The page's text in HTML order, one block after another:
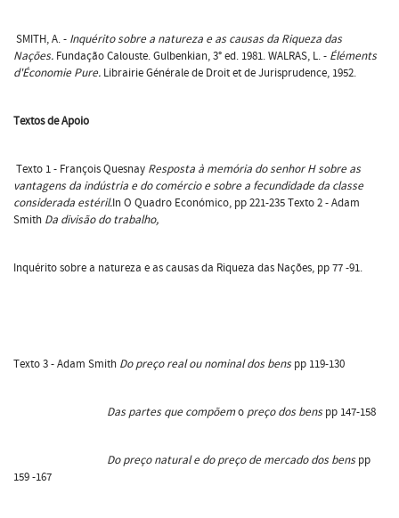
SMITH, A. - Inquérito sobre a natureza e as causas da Riqueza das
Nações. Fundação Calouste. Gulbenkian, 3° ed. 1981. WALRAS, L. - Éléments
d'Économie Pure. Librairie Générale de Droit et de Jurisprudence, 1952.
Textos de Apoio
Texto 1 - François Quesnay Resposta à memória do senhor H sobre as
vantagens da indústria e do comércio e sobre a fecundidade da classe
considerada estéril.In O Quadro Económico, pp 221-235 Texto 2 - Adam
Smith Da divisão do trabalho,
Inquérito sobre a natureza e as causas da Riqueza das Nações, pp 77 -91.
Texto 3 - Adam Smith Do preço real ou nominal dos benspp 119-130
Das partes que compõemo preço dos benspp 147-158
Do preço natural e do preço de mercado dos benspp
159 -167